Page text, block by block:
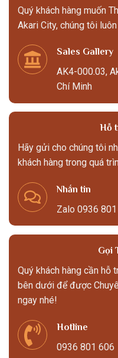
Quý khách hàng muốn
Akari City, chúng tôi
Sales Gallery
AK4-000.03,
Chí Minh
Hỗ
Hãy gửi cho chúng tôi
khách hàng trong quá
Nhắn tin
Zalo 0936
Gọi
Quý khách hàng cần hỗ
bên dưới để được
ngay nhé!
Hotline
0936 801 606